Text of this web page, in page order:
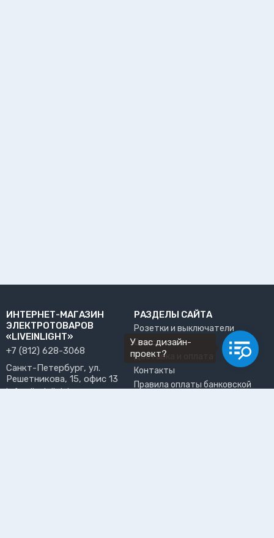
ИНТЕРНЕТ-МАГАЗИН
ЭЛЕКТРОТОВАРОВ
«LIVEINLIGHT»
+7 (812) 628-3068
Санкт-Петербург, ул.
Решетникова, 15, офис 13
info@liveinlight.ru
РАЗДЕЛЫ САЙТА
Розетки и выключатели
О нас
Доставка и оплата
Контакты
Правила оплаты банковской
У вас дизайн-
проект?